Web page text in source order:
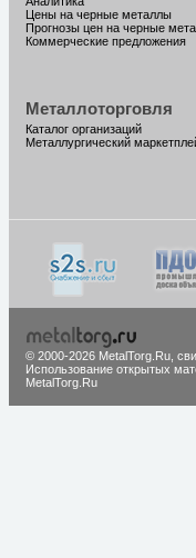
Цены на черные металлы
Прогнозы цен на черные
Коммерческие предложения
Металлоторговля
Каталог организаций
Металлургический
© 2000-2026 MetalTorg.Ru,
Использование открытых
MetalTorg.Ru